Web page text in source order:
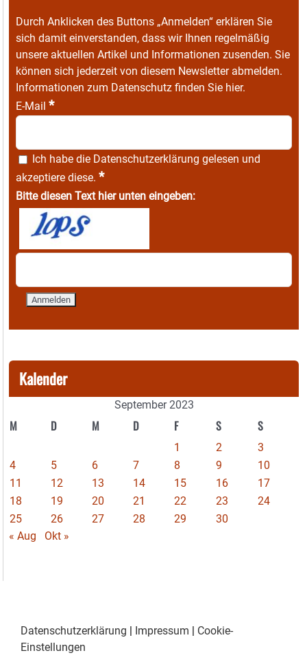
Durch Anklicken des Buttons „Anmelden“ erklären Sie
sich damit einverstanden, dass wir Ihnen regelmäßig
unsere aktuellen Artikel und Informationen zusenden. Sie
können sich jederzeit von diesem Newsletter abmelden.
Informationen zum Datenschutz finden Sie hier.
E-Mail *
Ich habe die Datenschutzerklärung gelesen und
akzeptiere diese. *
Bitte diesen Text hier unten eingeben:
Kalender
September 2023
M D M D F S S
1 2
3
4
5 6 7 8 9
10
11
12 13 14 15 16
17
18
19 20 21 22 23
24
25
26 27 28 29
30
« Aug
Okt »
Datenschutzerklärung | Impressum | Cookie-
Einstellungen